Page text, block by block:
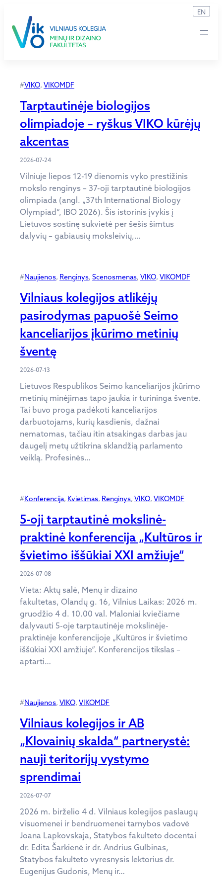
turinio
EN
#VIKO, VIKOMDF
Tarptautinėje biologijos
olimpiadoje – ryškus VIKO kūrėjų
akcentas
2026-07-24
Vilniuje liepos 12-19 dienomis vyko prestižinis
mokslo renginys – 37-oji tarptautinė biologijos
olimpiada (angl. „37th International Biology
Olympiad“, IBO 2026). Šis istorinis įvykis į
Lietuvos sostinę sukvietė per šešis šimtus
dalyvių – gabiausių moksleivių,…
#Naujienos, Renginys, Scenosmenas, VIKO, VIKOMDF
Vilniaus kolegijos atlikėjų
pasirodymas papuošė Seimo
kanceliarijos įkūrimo metinių
šventę
2026-07-13
Lietuvos Respublikos Seimo kanceliarijos įkūrimo
metinių minėjimas tapo jaukia ir turininga švente.
Tai buvo proga padėkoti kanceliarijos
darbuotojams, kurių kasdienis, dažnai
nematomas, tačiau itin atsakingas darbas jau
daugelį metų užtikrina sklandžią parlamento
veiklą. Profesinės…
#Konferencija, Kvietimas, Renginys, VIKO, VIKOMDF
5-oji tarptautinė mokslinė-
praktinė konferencija „Kultūros ir
švietimo iššūkiai XXI amžiuje“
2026-07-08
Vieta: Aktų salė, Menų ir dizaino
fakultetas, Olandų g. 16, Vilnius Laikas: 2026 m.
gruodžio 4 d. 10.00 val. Maloniai kviečiame
dalyvauti 5-oje tarptautinėje mokslinėje-
praktinėje konferencijoje „Kultūros ir švietimo
iššūkiai XXI amžiuje“. Konferencijos tikslas –
aptarti…
#Naujienos, VIKO, VIKOMDF
Vilniaus kolegijos ir AB
„Klovainių skalda“ partnerystė:
nauji teritorijų vystymo
sprendimai
2026-07-07
2026 m. birželio 4 d. Vilniaus kolegijos paslaugų
visuomenei ir bendruomenei tarnybos vadovė
Joana Lapkovskaja, Statybos fakulteto docentai
dr. Edita Šarkienė ir dr. Andrius Gulbinas,
Statybos fakulteto vyresnysis lektorius dr.
Eugenijus Gudonis, Menų ir…